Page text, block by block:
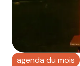
agenda du mois